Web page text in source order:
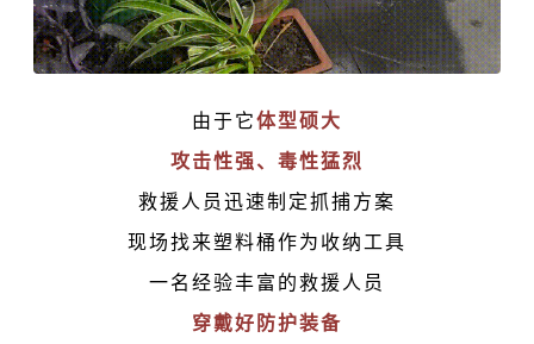
由于它体型硕大
攻击性强、毒性猛烈
救援人员迅速制定抓捕方案
现场找来塑料桶作为收纳工具
一名经验丰富的救援人员
穿戴好防护装备